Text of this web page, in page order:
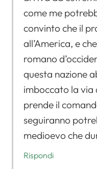
come me
convinto che il
all’America, e
romano
questa nazione
imboccato la via
prende il
seguiranno
medioevo che
Rispondi